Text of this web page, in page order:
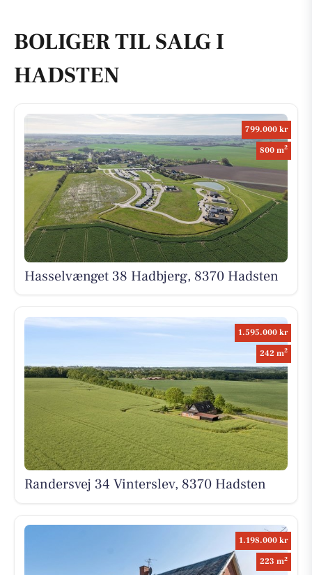
BOLIGER TIL SALG I
HADSTEN
799.000 kr
800 m2
Hasselvænget 38 Hadbjerg, 8370 Hadsten
1.595.000 kr
242 m2
Randersvej 34 Vinterslev, 8370 Hadsten
1.198.000 kr
223 m2